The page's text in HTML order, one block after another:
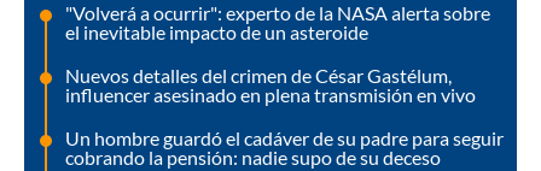
"Volverá a ocurrir": experto de la NASA alerta sobre
el inevitable impacto de un asteroide
Nuevos detalles del crimen de César Gastélum,
influencer asesinado en plena transmisión en vivo
Un hombre guardó el cadáver de su padre para seguir
cobrando la pensión: nadie supo de su deceso